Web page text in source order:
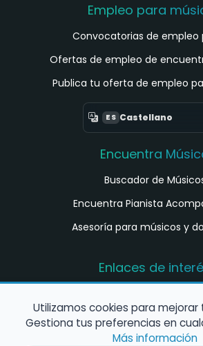
Empleo para
Convocatorias de empleo
Ofertas de empleo de
Publica tu oferta de empleo
ES Castellano
Encuentra
Buscador de
Encuentra Pianista
Asesoría para músicos y
Enlaces de
música en España
Configura alertas de
Utilizamos cookies para mejorar
Gestiona tus preferencias en
Más información